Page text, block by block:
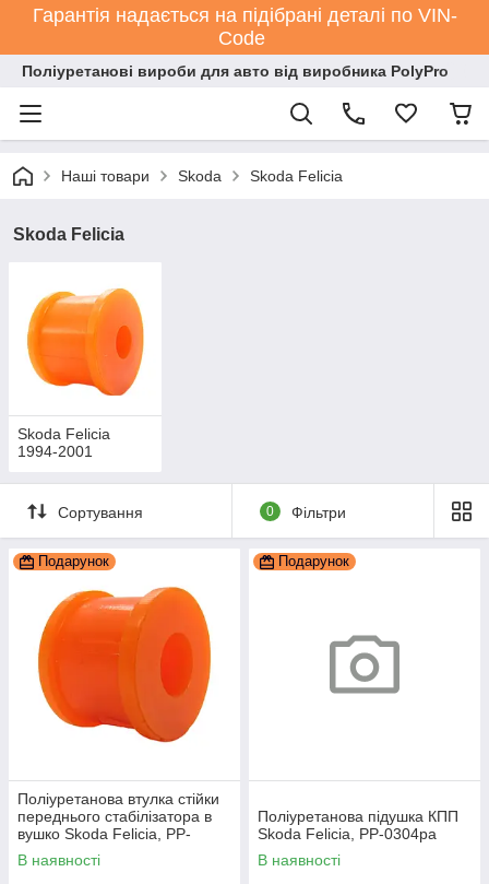
Гарантія надається на підібрані деталі по VIN-
Code
Поліуретанові вироби для авто від виробника PolyPro
Наші товари Skoda Skoda Felicia
Skoda Felicia
Skoda Felicia
1994-2001
Сортування 0 Фільтри
Подарунок
Поліуретанова втулка стійки
переднього стабілізатора в
вушко Skoda Felicia, PP-
0012a
В наявності
Подарунок
Поліуретанова підушка КПП
Skoda Felicia, PP-0304pa
В наявності